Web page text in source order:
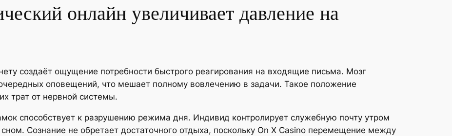
онлайн увеличивает давление на
создаёт ощущение потребности быстрого реагирования на входящие письма. Мозг
оповещений, что мешает полному вовлечению в задачи. Такое положение
трат от нервной системы.
способствует к разрушению режима дня. Индивид контролирует служебную почту утром
Сознание не обретает достаточного отдыха, поскольку On X Casino перемещение между